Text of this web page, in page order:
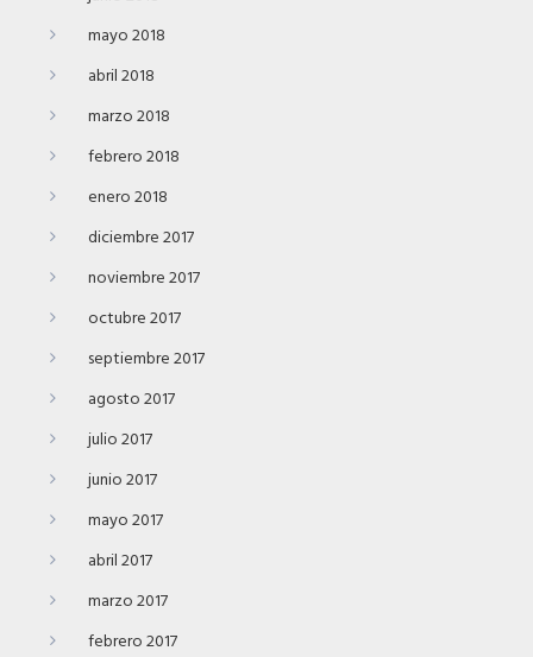
mayo 2018
abril 2018
marzo 2018
febrero 2018
enero 2018
diciembre 2017
noviembre 2017
octubre 2017
septiembre 2017
agosto 2017
julio 2017
junio 2017
mayo 2017
abril 2017
marzo 2017
febrero 2017